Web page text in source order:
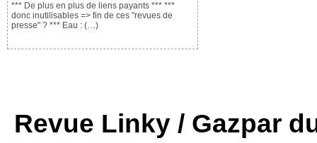
*** De plus en plus de liens payants *** ***
donc inutilisables => fin de ces "revues de
presse" ? *** Eau : (…)
Revue Linky / Gazpar